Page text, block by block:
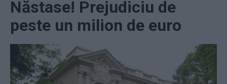
Năstase! Prejudiciu de
peste un milion de euro